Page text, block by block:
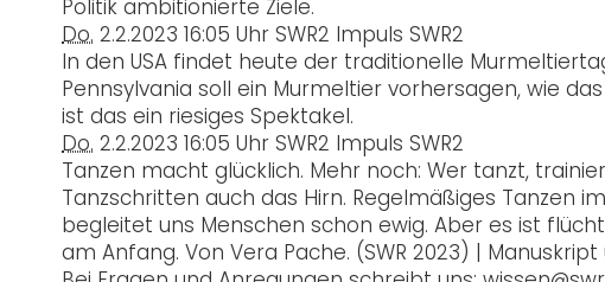
Politik ambitionierte Ziele.
Do. 2.2.2023 16:05 Uhr SWR2 Impuls SWR2
In den USA findet heute der traditionelle
Pennsylvania soll ein Murmeltier vorhersagen, wie
ist das ein riesiges Spektakel.
Do. 2.2.2023 16:05 Uhr SWR2 Impuls SWR2
Tanzen macht glücklich. Mehr noch: Wer tanzt,
Tanzschritten auch das Hirn. Regelmäßiges Tanzen
begleitet uns Menschen schon ewig. Aber es ist
am Anfang. Von Vera Pache. (SWR 2023) |